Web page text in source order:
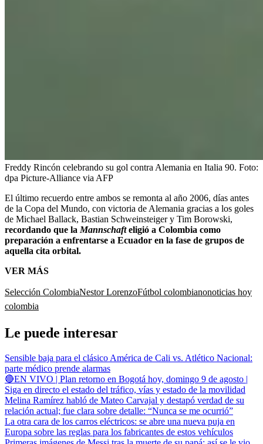
Freddy Rincón celebrando su gol contra Alemania en Italia 90. Foto:
dpa Picture-Alliance via AFP
El último recuerdo entre ambos se remonta al año 2006, días antes
de la Copa del Mundo, con victoria de Alemania gracias a los goles
de Michael Ballack, Bastian Schweinsteiger y Tim Borowski,
recordando que la Mannschafteligió a Colombia como
preparación a enfrentarse a Ecuador en la fase de grupos de
aquella cita orbital.
VER MÁS
Selección ColombiaNestor LorenzoFútbol colombianonoticias hoy
colombia
Le puede interesar
Sensible baja para el clásico América de Cali vs. Atlético Nacional:
parte médico prende alarmas
🔴EN VIVO | Plan retorno en Bogotá hoy, domingo 9 de agosto |
Siga en directo el estado del tráfico, vías y estado de la movilidad
Melina Ramírez habló de Mateo Carvajal y destapó verdad de su
relación actual; fue clara sobre detalle: “Nunca se me ocurrió”
La otra cara de los carros eléctricos: se abre una nueva puja en
Europa sobre las reglas para los fabricantes de estos vehículos